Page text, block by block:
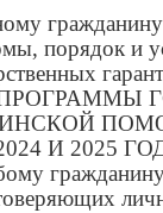
порядок и
2025 ГОДОВ